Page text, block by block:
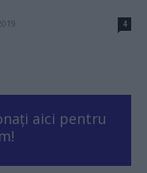
4
aici pentru